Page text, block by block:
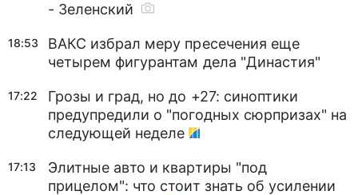
- Зеленский
18:53
ВАКС избрал меру пресечения еще
четырем фигурантам дела "Династия"
17:22
Грозы и град, но до +27: синоптики
предупредили о "погодных сюрпризах" на
следующей неделе
17:13
Элитные авто и квартиры "под
прицелом": что стоит знать об усилении